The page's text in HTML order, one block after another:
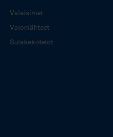
Valaisimet
Valonlähteet
Sulakekotelot